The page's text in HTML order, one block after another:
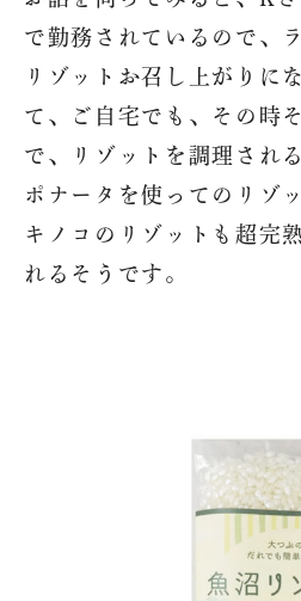
で勤務されているので、
リゾットお召し上がりに
て、ご自宅でも、その時
で、リゾットを調理され
ポナータを使ってのリゾ
キノコのリゾットも超完
れるそうです。